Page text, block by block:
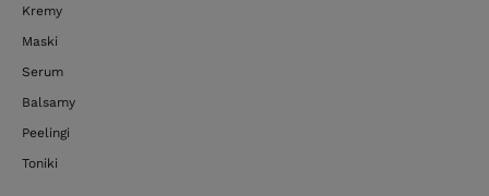
Kremy
Maski
Serum
Balsamy
Peelingi
Toniki